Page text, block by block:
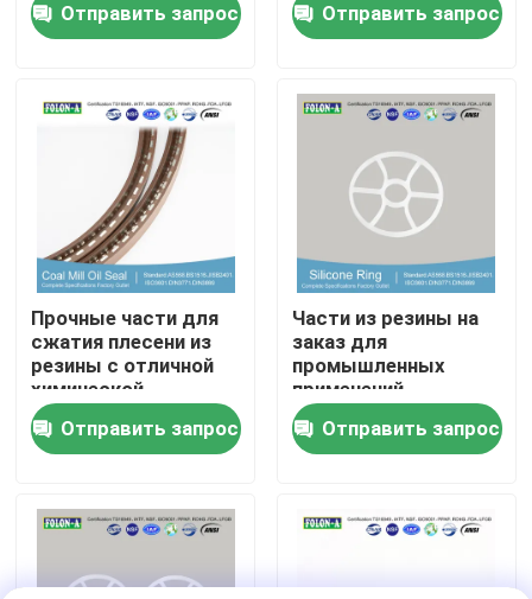
О Компании
Наша фабрика
контроль качества
контактные данные
Новости
Все случаи
резиновые колцеобразные уплотнения
Отправить запрос
REACH FDA LFGB
Отправить запрос
Прочные части для
сжатия плесени из
резины с отличной
химической
устойчивостью
Отправить запрос
Части из резины на
заказ для
промышленных
применений
Отправить запрос